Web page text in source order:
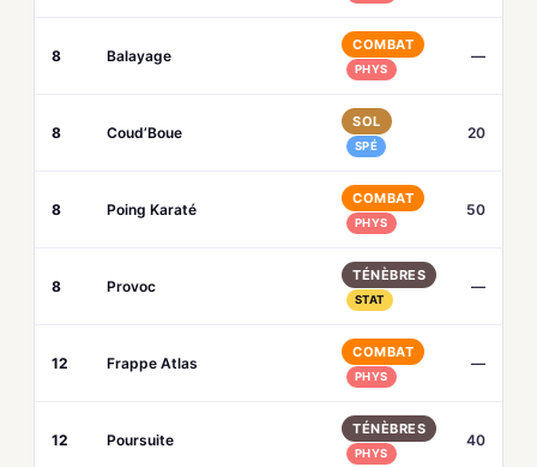
8 Balayage
COMBAT
PHYS
—
8 Coud’Boue
SOL
SPÉ
20
8 Poing Karaté
COMBAT
PHYS
50
8 Provoc
TÉNÈBRES
STAT
—
12 Frappe Atlas
COMBAT
PHYS
—
12 Poursuite
TÉNÈBRES
PHYS
40